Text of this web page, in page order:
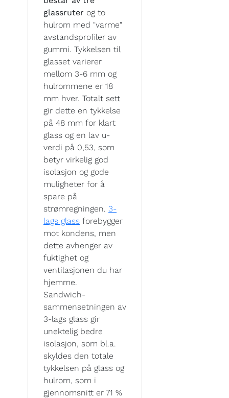
glassruter og to
hulrom med "varme"
avstandsprofiler av
gummi. Tykkelsen til
glasset varierer
mellom 3-6 mm og
hulrommene er 18
mm hver. Totalt sett
gir dette en tykkelse
på 48 mm for klart
glass og en lav u-
verdi på 0,53, som
betyr virkelig god
isolasjon og gode
muligheter for å
spare på
strømregningen. 3-
lags glass forebygger
mot kondens, men
dette avhenger av
fuktighet og
ventilasjonen du har
hjemme.
Sandwich-
sammensetningen av
3-lags glass gir
unektelig bedre
isolasjon, som bl.a.
skyldes den totale
tykkelsen på glass og
hulrom, som i
gjennomsnitt er 71 %